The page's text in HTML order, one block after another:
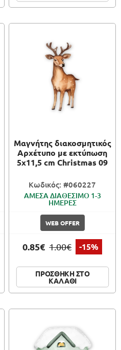
Μαγνήτης διακοσμητικός
Αρχέτυπο με εκτύπωση
5x11,5 cm Christmas 09
Κωδικός: #060227
ΑΜΕΣΑ ΔΙΑΘΕΣΙΜΟ 1-3
ΗΜΕΡΕΣ
WEB OFFER
0.85€ 1.00€ -15%
ΠΡΟΣΘΗΚΗ ΣΤΟ
ΚΑΛΑΘΙ